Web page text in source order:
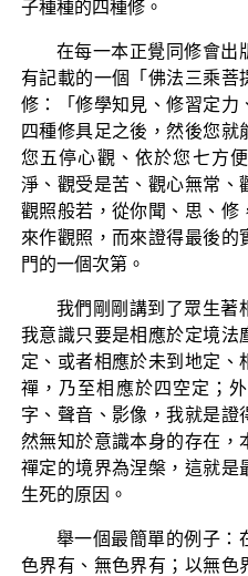
子種種的四種修。
在每一本正覺同修會出
有記載的一個「佛法三乘菩
修：「修學知見、修習定力
四種修具足之後，然後您
您五停心觀、依於您七方
淨、觀受是苦、觀心無常、
觀照般若，從你聞、思、修
來作觀照，而來證得最後的
門的一個次第。
我們剛剛講到了眾生著
我意識只要是相應於定境法
定、或者相應於未到地定、
禪，乃至相應於四空定；
字、聲音、影像，我就是證
然無知於意識本身的存在，
禪定的境界為涅槃，這就是
生死的原因。
舉一個最簡單的例子：
色界有、無色界有；以無色